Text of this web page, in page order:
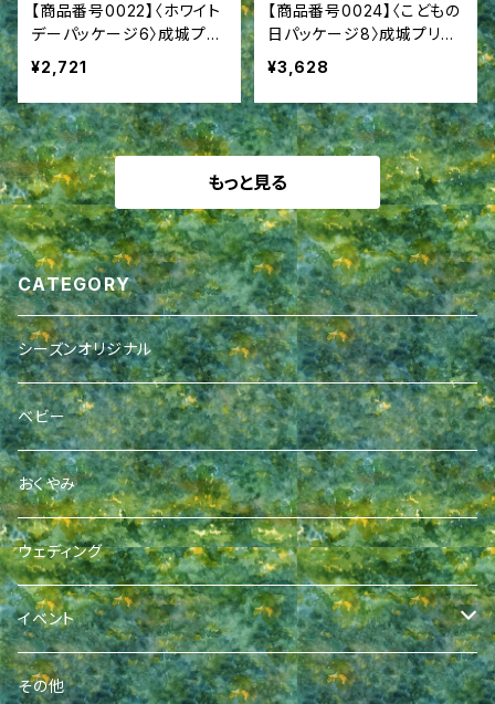
【商品番号0022】〈ホワイト
デーパッケージ6〉成城プリ
ン６個詰合せ
¥2,721
【商品番号0024】〈こどもの
日パッケージ8〉成城プリン
8個詰合せ こどもの日
¥3,628
もっと見る
CATEGORY
シーズンオリジナル
ベビー
おくやみ
ウェディング
イベント
成人式
その他